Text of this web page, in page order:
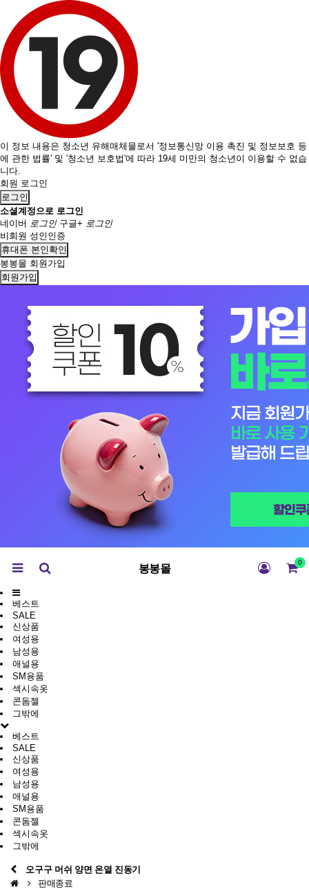
이 정보 내용은 청소년 유해매체물로서 '정보통신망 이용 촉진 및 정보보호 등
에 관한 법률' 및 '청소년 보호법'에 따라 19세 미만의 청소년이 이용할 수 없습
니다.
회원 로그인
로그인
소셜계정으로 로그인
네이버 로그인 구글+ 로그인
비회원 성인인증
휴대폰 본인확인
봉봉몰 회원가입
회원가입
봉봉몰 0
베스트
SALE
신상품
여성용
남성용
애널용
SM용품
섹시속옷
콘돔젤
그밖에
베스트
SALE
신상품
여성용
남성용
애널용
SM용품
콘돔젤
섹시속옷
그밖에
오구구 머쉬 양면 온열 진동기
판매종료